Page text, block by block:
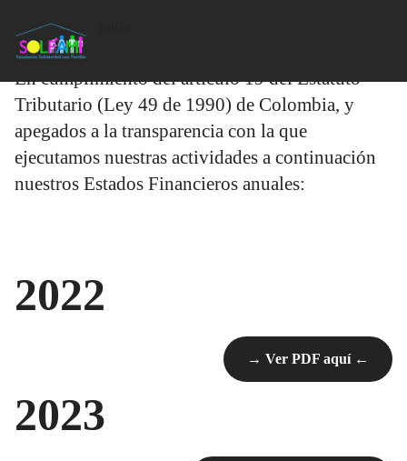
Estados Financieros
En cumplimiento del artículo 19 del Estatuto
Tributario (Ley 49 de 1990) de Colombia, y
apegados a la transparencia con la que
ejecutamos nuestras actividades a continuación
nuestros Estados Financieros anuales:
2022
→ Ver PDF aquí ←
2023